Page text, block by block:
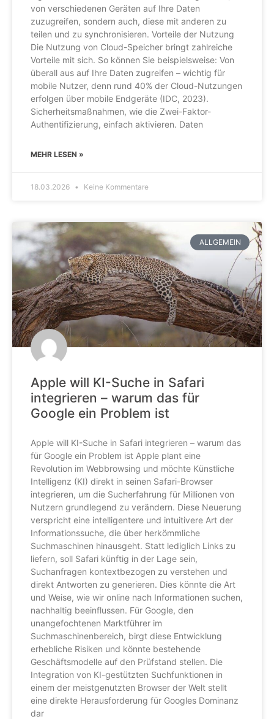
von verschiedenen Geräten auf Ihre Daten
zuzugreifen, sondern auch, diese mit anderen zu
teilen und zu synchronisieren. Vorteile der Nutzung
Die Nutzung von Cloud-Speicher bringt zahlreiche
Vorteile mit sich. So können Sie beispielsweise: Von
überall aus auf Ihre Daten zugreifen – wichtig für
mobile Nutzer, denn rund 40% der Cloud-Nutzungen
erfolgen über mobile Endgeräte (IDC, 2023).
Sicherheitsmaßnahmen, wie die Zwei-Faktor-
Authentifizierung, einfach aktivieren. Daten
MEHR LESEN »
18.03.2026 Keine Kommentare
ALLGEMEIN
Apple will KI-Suche in Safari
integrieren – warum das für
Google ein Problem ist
Apple will KI-Suche in Safari integrieren – warum das
für Google ein Problem ist Apple plant eine
Revolution im Webbrowsing und möchte Künstliche
Intelligenz (KI) direkt in seinen Safari-Browser
integrieren, um die Sucherfahrung für Millionen von
Nutzern grundlegend zu verändern. Diese Neuerung
verspricht eine intelligentere und intuitivere Art der
Informationssuche, die über herkömmliche
Suchmaschinen hinausgeht. Statt lediglich Links zu
liefern, soll Safari künftig in der Lage sein,
Suchanfragen kontextbezogen zu verstehen und
direkt Antworten zu generieren. Dies könnte die Art
und Weise, wie wir online nach Informationen suchen,
nachhaltig beeinflussen. Für Google, den
unangefochtenen Marktführer im
Suchmaschinenbereich, birgt diese Entwicklung
erhebliche Risiken und könnte bestehende
Geschäftsmodelle auf den Prüfstand stellen. Die
Integration von KI-gestützten Suchfunktionen in
einem der meistgenutzten Browser der Welt stellt
eine direkte Herausforderung für Googles Dominanz
dar